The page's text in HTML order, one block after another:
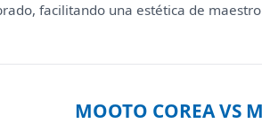
facilitando una estética de
MOOTO COREA VS